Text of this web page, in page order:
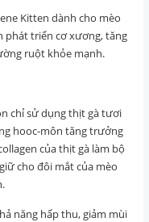
Kitten dành cho mèo
phát triển cơ xương, tăng
ruột khỏe mạnh.
chỉ sử dụng thịt gà tươi
hooc-môn tăng trưởng
của thịt gà làm bộ
cho đôi mắt của mèo
năng hấp thu, giảm mùi